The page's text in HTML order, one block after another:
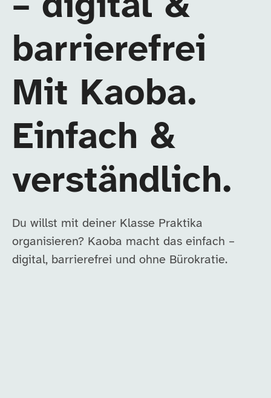
barrierefrei
Mit Kaoba.
Einfach &
verständlich.
Du willst mit deiner Klasse Praktika
organisieren? Kaoba macht das einfach –
digital, barrierefrei und ohne Bürokratie.